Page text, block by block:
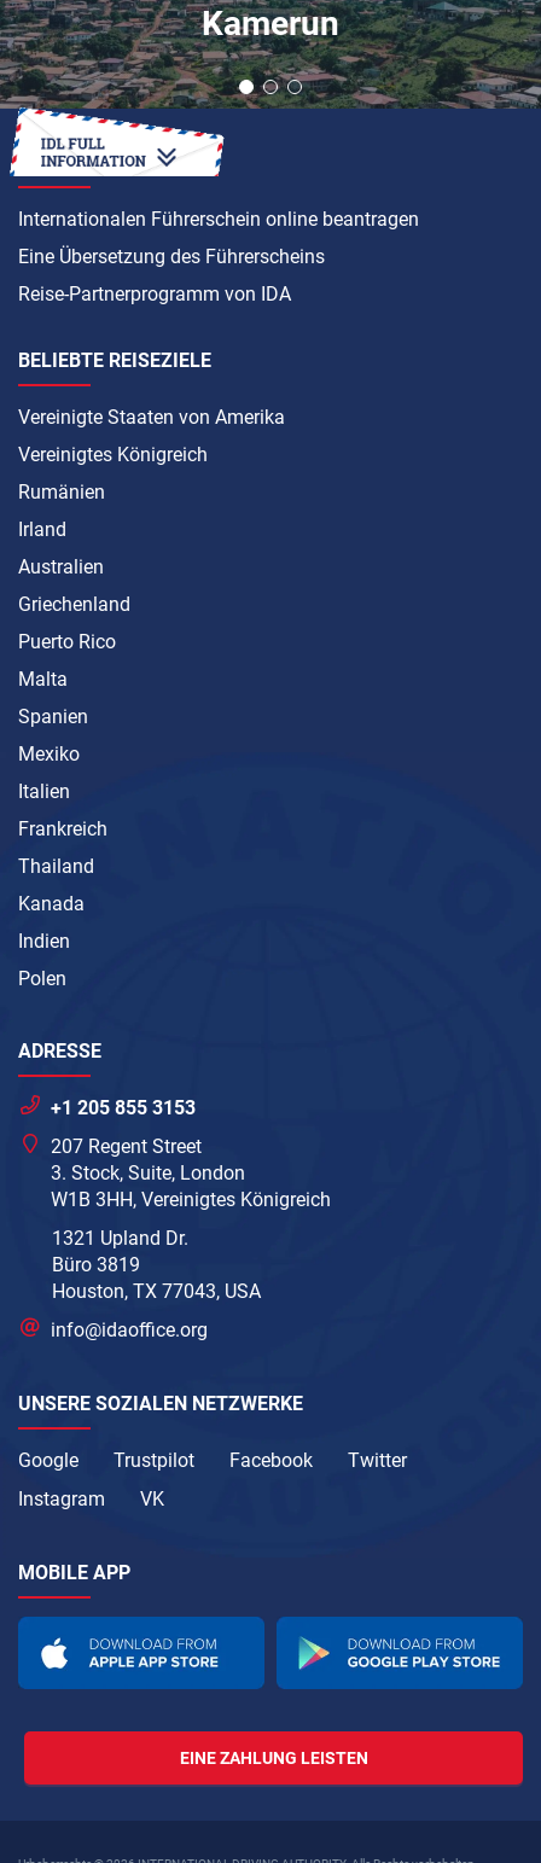
Kamerun
ANLEITUNG
Internationalen Führerschein online beantragen
Eine Übersetzung des Führerscheins
Reise-Partnerprogramm von IDA
BELIEBTE REISEZIELE
Vereinigte Staaten von Amerika
Vereinigtes Königreich
Rumänien
Irland
Australien
Griechenland
Puerto Rico
Malta
Spanien
Mexiko
Italien
Frankreich
Thailand
Kanada
Indien
Polen
ADRESSE
+1 205 855 3153
207 Regent Street
3. Stock, Suite, London
W1B 3HH, Vereinigtes Königreich
1321 Upland Dr.
Büro 3819
Houston, TX 77043, USA
info@idaoffice.org
UNSERE SOZIALEN NETZWERKE
Google Trustpilot Facebook
Twitter
Instagram
VK
MOBILE APP
EINE ZAHLUNG LEISTEN